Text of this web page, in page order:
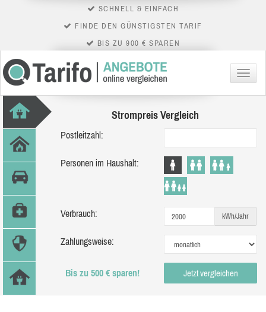
SCHNELL & EINFACH
FINDE DEN GÜNSTIGSTEN TARIF
BIS ZU 900 € SPAREN
Menü
Strompreis Vergleich
Postleitzahl:
Personen im Haushalt:
Verbrauch: kWh/Jahr
Zahlungsweise:
Bis zu 500 € sparen! Jetzt vergleichen